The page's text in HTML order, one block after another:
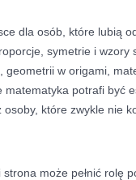
dla osób, które lubią
symetrie i wzory
geometrii w origami,
matematyka potrafi być
które zwykle nie
może pełnić rolę